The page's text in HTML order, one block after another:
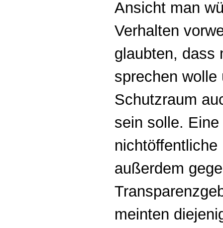
Ansicht man
Verhalten
glaubten, dass
sprechen wolle
Schutzraum
sein solle.
außerdem
meinten